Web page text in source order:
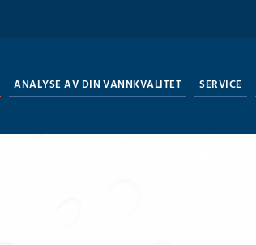
ANALYSE AV DIN VANNKVALITET SERVICE